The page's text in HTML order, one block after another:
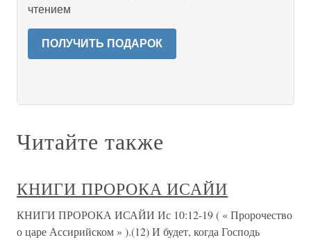
чтением
ПОЛУЧИТЬ ПОДАРОК
Читайте также
КНИГИ ПРОРОКА ИСАЙИ
КНИГИ ПРОРОКА ИСАЙИ Ис 10:12-19 ( « Пророчество
о царе Ассирийском » ).(12) И будет, когда Господь